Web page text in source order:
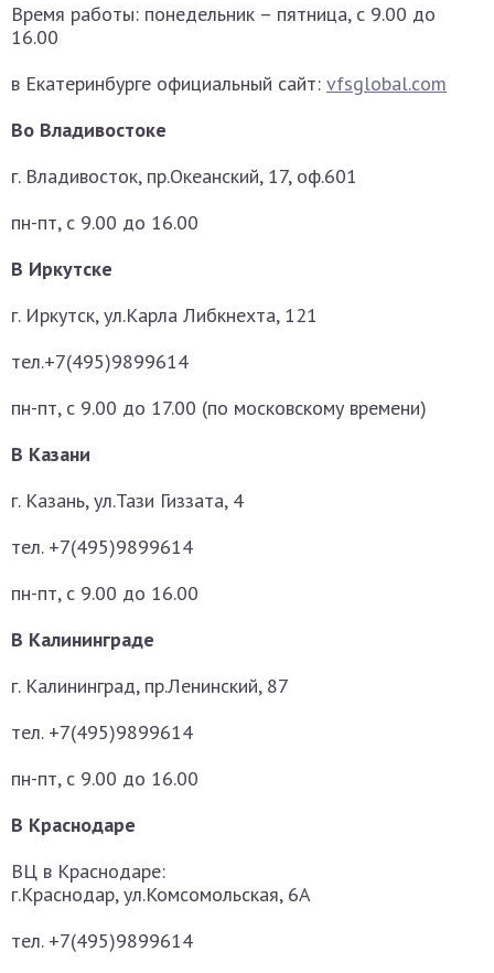
Время работы: понедельник – пятница, с 9.00 до
16.00
в Екатеринбурге официальный сайт: vfsglobal.com
Во Владивостоке
г. Владивосток, пр.Океанский, 17, оф.601
пн-пт, с 9.00 до 16.00
В Иркутске
г. Иркутск, ул.Карла Либкнехта, 121
тел.+7(495)9899614
пн-пт, с 9.00 до 17.00 (по московскому времени)
В Казани
г. Казань, ул.Тази Гиззата, 4
тел. +7(495)9899614
пн-пт, с 9.00 до 16.00
В Калининграде
г. Калининград, пр.Ленинский, 87
тел. +7(495)9899614
пн-пт, с 9.00 до 16.00
В Краснодаре
ВЦ в Краснодаре:
г.Краснодар, ул.Комсомольская, 6А
тел. +7(495)9899614